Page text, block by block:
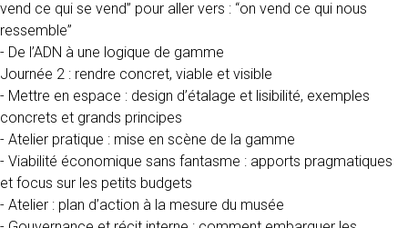
vend ce qui se vend” pour aller vers : “on vend ce qui nous
ressemble”
- De l’ADN à une logique de gamme
Journée 2 : rendre concret, viable et visible
- Mettre en espace : design d’étalage et lisibilité, exemples
concrets et grands principes
- Atelier pratique : mise en scène de la gamme
- Viabilité économique sans fantasme : apports pragmatiques
et focus sur les petits budgets
- Atelier : plan d’action à la mesure du musée